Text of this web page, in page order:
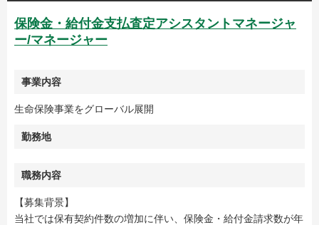
保険金・給付金支払査定アシスタントマネージャ
ー/マネージャー
事業内容
生命保険事業をグローバル展開
勤務地
職務内容
【募集背景】
当社では保有契約件数の増加に伴い、保険金・給付金請求数が年